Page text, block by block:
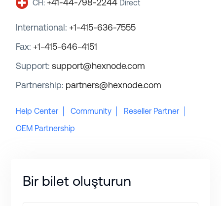
CH: +41-44-798-2244 Direct
International: +1-415-636-7555
Fax: +1-415-646-4151
Support: support@hexnode.com
Partnership: partners@hexnode.com
Help Center Community
Reseller Partner
OEM Partnership
Bir bilet oluşturun